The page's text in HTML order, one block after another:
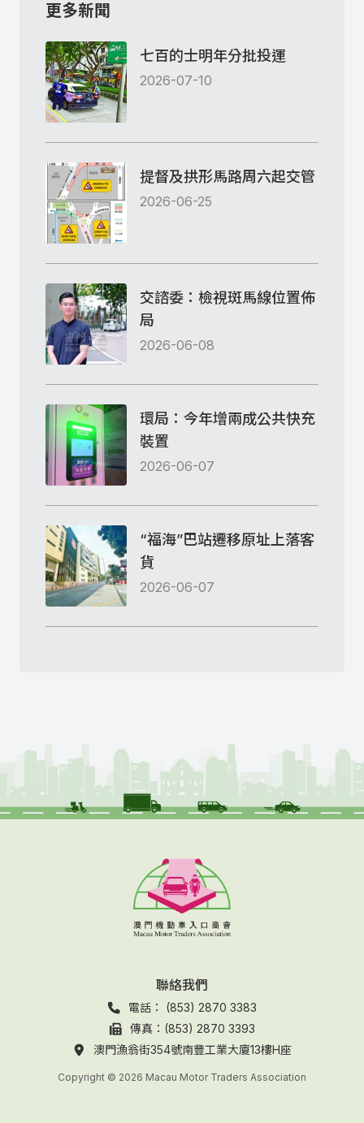
更多新聞
七百的士明年分批投運
2026-07-10
提督及拱形馬路周六起交管
2026-06-25
交諮委：檢視斑馬線位置佈
局
2026-06-08
環局：今年增兩成公共快充
裝置
2026-06-07
“福海”巴站遷移原址上落客
貨
2026-06-07
聯絡我們
電話： (853) 2870 3383
傳真：(853) 2870 3393
澳門漁翁街354號南豐工業大廈13樓H座
Copyright © 2026 Macau Motor Traders Association